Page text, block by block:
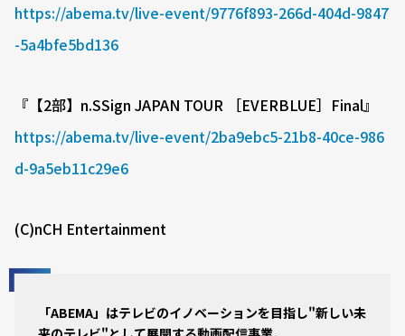
https://abema.tv/live-event/9776f893-266d-404d-9847
-5a4bfe5bd136
『【2部】n.SSign JAPAN TOUR ［EVERBLUE］Final』
https://abema.tv/live-event/2ba9ebc5-21b8-40ce-986
d-9a5eb11c29e6
(C)nCH Entertainment
「ABEMA」はテレビのイノベーションを目指し"新しい未